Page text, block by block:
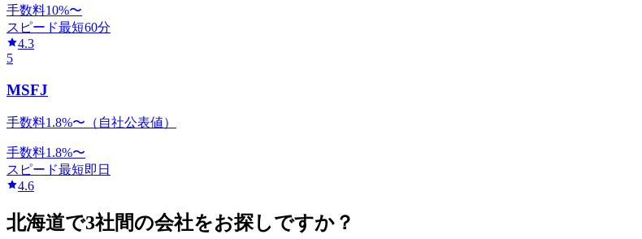
手数料10%〜
スピード最短60分
4.3
5
MSFJ
手数料1.8%〜（自社公表値）
手数料1.8%〜
スピード最短即日
4.6
北海道で3社間の会社をお探しですか？